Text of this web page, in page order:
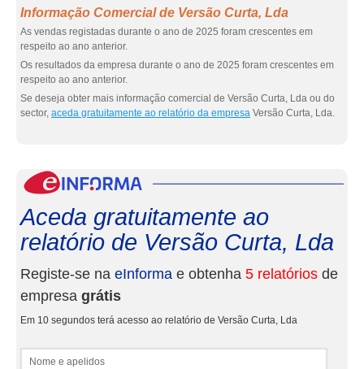
Informação Comercial de Versão Curta, Lda
As vendas registadas durante o ano de 2025 foram crescentes em
respeito ao ano anterior.
Os resultados da empresa durante o ano de 2025 foram crescentes em
respeito ao ano anterior.
Se deseja obter mais informação comercial de Versão Curta, Lda ou do
sector, aceda gratuitamente ao relatório da empresa Versão Curta, Lda.
Aceda gratuitamente ao
relatório de Versão Curta, Lda
Registe-se na eInforma e obtenha 5 relatórios de
empresa grátis
Em 10 segundos terá acesso ao relatório de Versão Curta, Lda